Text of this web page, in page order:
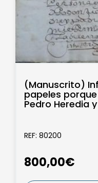
(Manuscrito)
papeles
Pedro Heredia
REF: 80200
800,00€